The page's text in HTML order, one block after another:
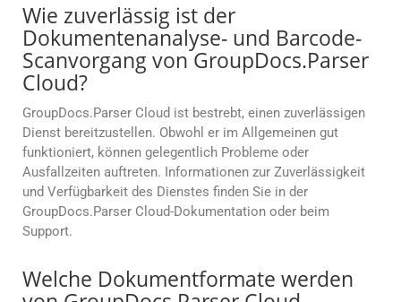
Wie zuverlässig ist der
Dokumentenanalyse- und Barcode-
Scanvorgang von GroupDocs.Parser
Cloud?
GroupDocs.Parser Cloud ist bestrebt, einen zuverlässigen
Dienst bereitzustellen. Obwohl er im Allgemeinen gut
funktioniert, können gelegentlich Probleme oder
Ausfallzeiten auftreten. Informationen zur Zuverlässigkeit
und Verfügbarkeit des Dienstes finden Sie in der
GroupDocs.Parser Cloud-Dokumentation oder beim
Support.
Welche Dokumentformate werden